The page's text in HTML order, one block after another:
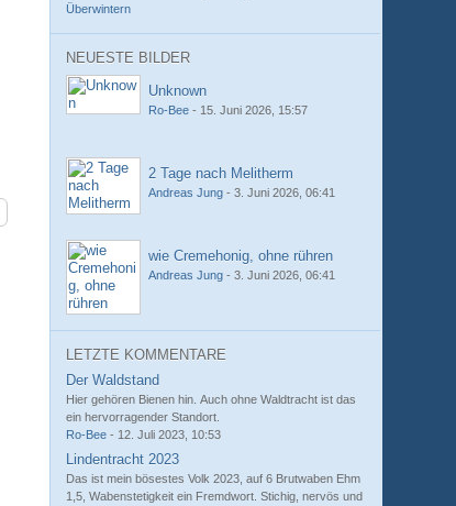
Überwintern
NEUESTE BILDER
Unknown
Ro-Bee - 15. Juni 2026, 15:57
2 Tage nach Melitherm
Andreas Jung -3. Juni 2026, 06:41
wie Cremehonig, ohne rühren
Andreas Jung -3. Juni 2026, 06:41
LETZTE KOMMENTARE
Der Waldstand
Hier gehören Bienen hin. Auch ohne Waldtracht ist das
ein hervorragender Standort.
Ro-Bee - 12. Juli 2023, 10:53
Lindentracht 2023
Das ist mein bösestes Volk 2023, auf 6 Brutwaben Ehm
1,5, Wabenstetigkeit ein Fremdwort. Stichig, nervös und